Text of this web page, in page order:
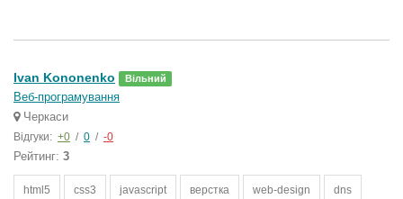
Ivan Kononenko Вільний
Веб-програмування
Черкаси
Відгуки: +0 / 0 / -0
Рейтинг: 3
html5 css3 javascript верстка web-design dns